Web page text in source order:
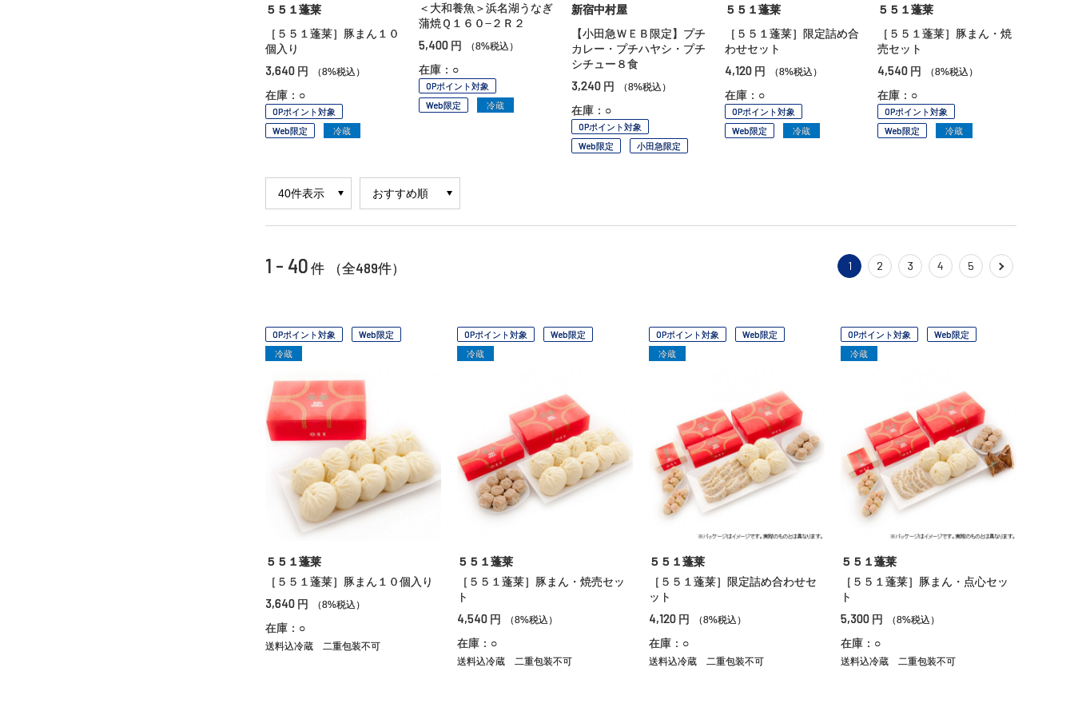
５５１蓬莱
［５５１蓬莱］豚まん１０
個入り
3,640 円 （8%税込）
在庫：○
OPポイント対象
Web限定
冷蔵
＜大和養魚＞浜名湖うなぎ
蒲焼Ｑ１６０−２Ｒ２
5,400 円 （8%税込）
在庫：○
OPポイント対象
Web限定
冷蔵
新宿中村屋
【小田急ＷＥＢ限定】プチ
カレー・プチハヤシ・プチ
シチュー８食
3,240 円 （8%税込）
在庫：○
OPポイント対象
Web限定
小田急限定
５５１蓬莱
［５５１蓬莱］限定詰め合
わせセット
4,120 円 （8%税込）
在庫：○
OPポイント対象
Web限定
冷蔵
５５１蓬莱
［５５１蓬莱］豚まん・焼
売セット
4,540 円 （8%税込）
在庫：○
OPポイント対象
Web限定
冷蔵
1 - 40 件 （全489件） 1 2 3 4 5
OPポイント対象
Web限定
冷蔵
５５１蓬莱
［５５１蓬莱］豚まん１０個入り
3,640 円 （8%税込）
在庫：○
送料込冷蔵 二重包装不可
OPポイント対象
Web限定
冷蔵
５５１蓬莱
［５５１蓬莱］豚まん・焼売セッ
ト
4,540 円 （8%税込）
在庫：○
送料込冷蔵 二重包装不可
OPポイント対象
Web限定
冷蔵
５５１蓬莱
［５５１蓬莱］限定詰め合わせセ
ット
4,120 円 （8%税込）
在庫：○
送料込冷蔵 二重包装不可
OPポイント対象
Web限定
冷蔵
５５１蓬莱
［５５１蓬莱］豚まん・点心セッ
ト
5,300 円 （8%税込）
在庫：○
送料込冷蔵 二重包装不可